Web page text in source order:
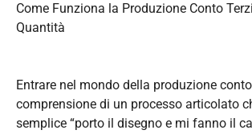
Come Funziona la Produzione Conto
Quantità
Entrare nel mondo della produzione
comprensione di un processo articolato
semplice “porto il disegno e mi fanno il